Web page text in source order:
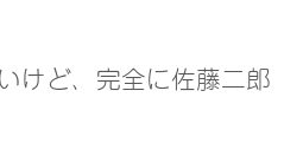
けど、完全に佐藤二郎